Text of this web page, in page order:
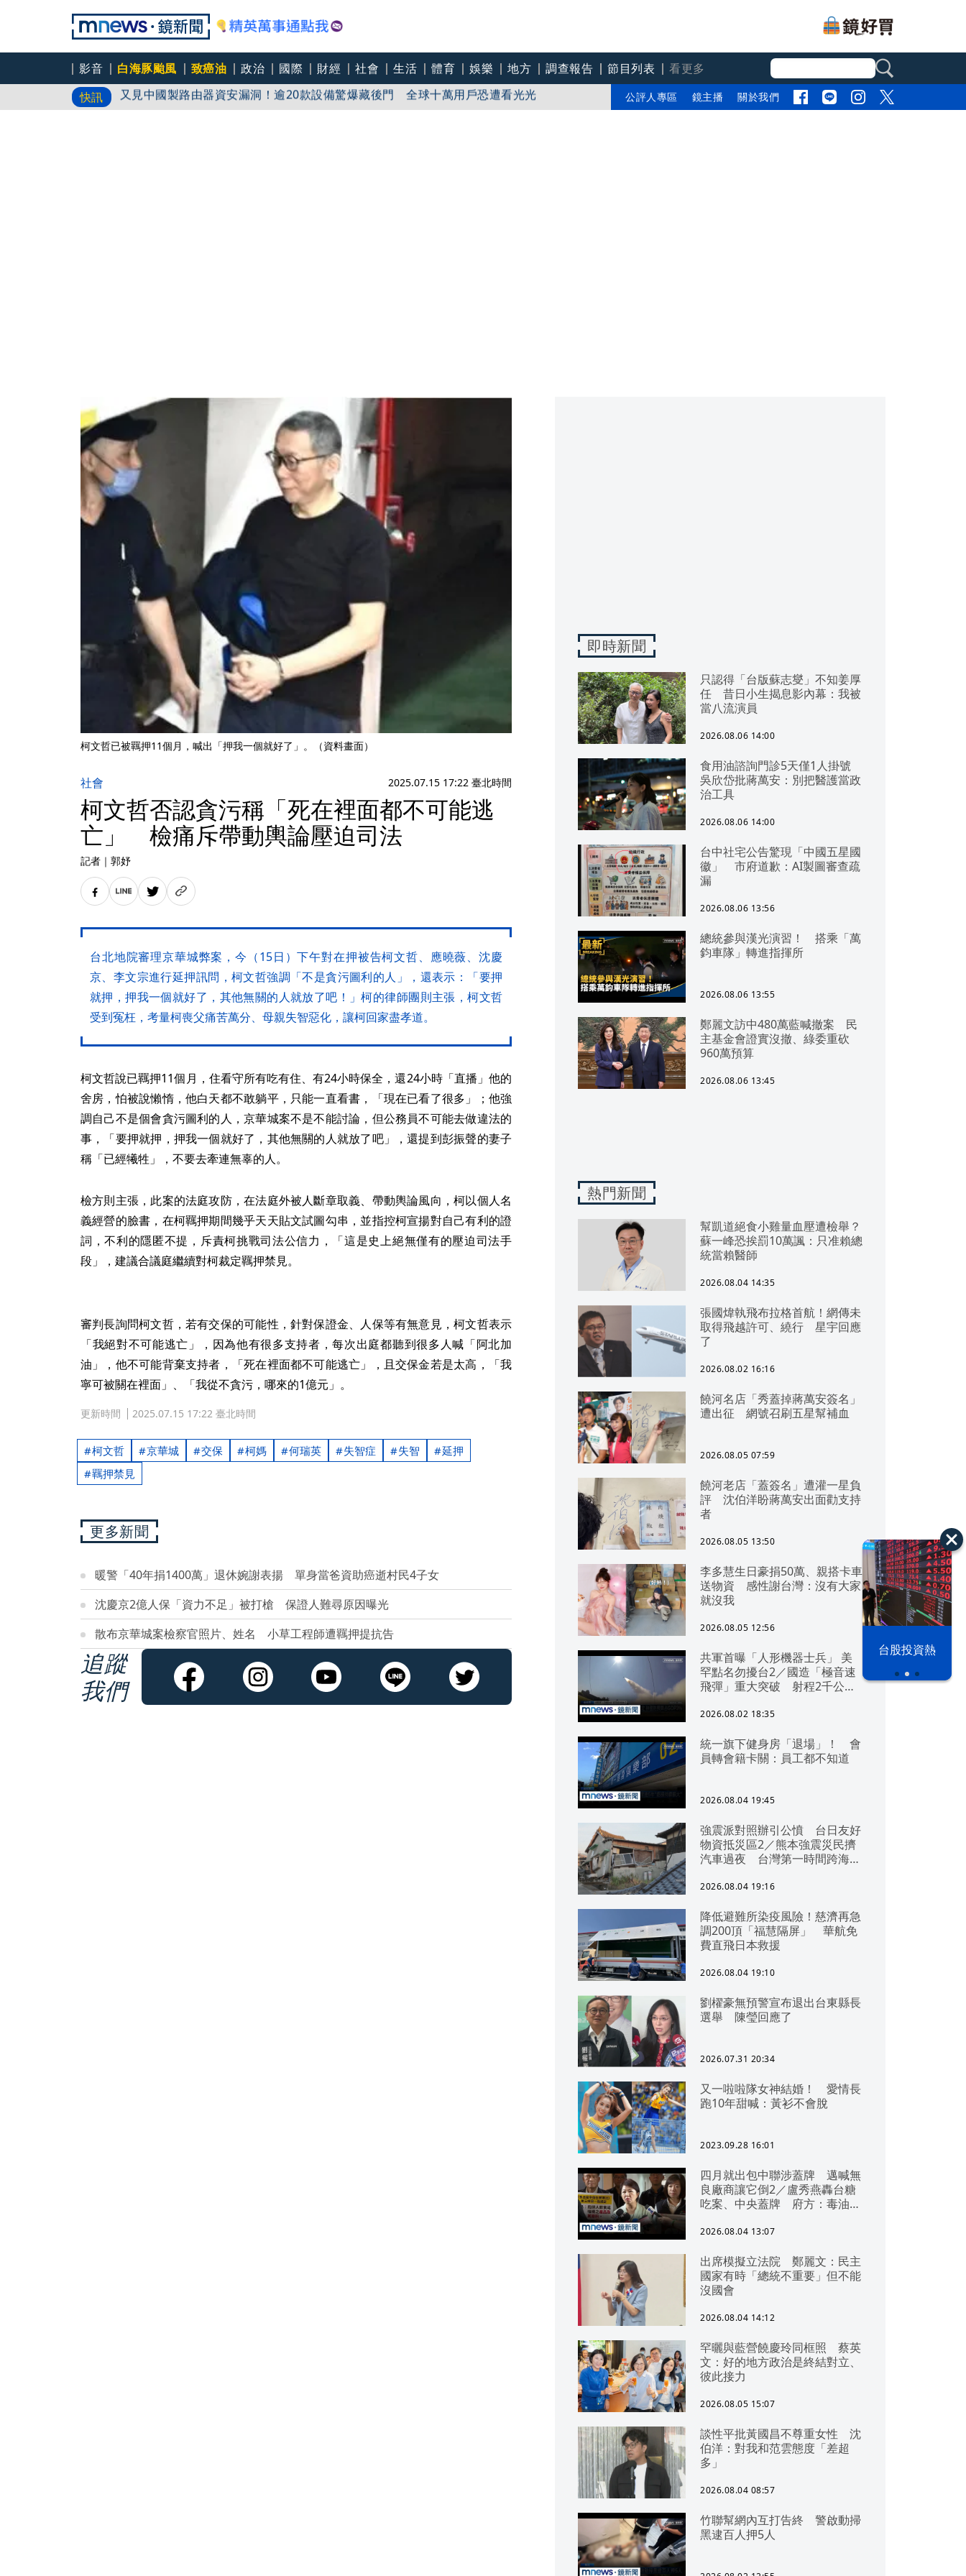
影音 白海豚颱風 致癌油 政治 國際 財經 社會 生活 體育 娛樂 地方 調查報告 節目列表
看更多
快訊
又見中國製路由器資安漏洞！逾20款設備驚爆藏後門 全球十萬用戶恐遭看光光
被滲透？市府公告驚見「中國國徽」 台中市都發局長認了3錯誤
公評人專區 鏡主播 關於我們
之下
台股投資熱
柯文哲已被羈押11個月，喊出「押我一個就好了」。（資料畫面）
社會 2025.07.15 17:22 臺北時間
柯文哲否認貪污稱「死在裡面都不可能逃
亡」 檢痛斥帶動輿論壓迫司法
記者 ｜ 郭妤
台北地院審理京華城弊案，今（15日）下午對在押被告柯文哲、應曉薇、沈慶
京、李文宗進行延押訊問，柯文哲強調「不是貪污圖利的人」，還表示：「要押
就押，押我一個就好了，其他無關的人就放了吧！」柯的律師團則主張，柯文哲
受到冤枉，考量柯喪父痛苦萬分、母親失智惡化，讓柯回家盡孝道。
柯文哲說已羈押11個月，住看守所有吃有住、有24小時保全，還24小時「直播」他的
舍房，怕被說懶惰，他白天都不敢躺平，只能一直看書，「現在已看了很多」；他強
調自己不是個會貪污圖利的人，京華城案不是不能討論，但公務員不可能去做違法的
事，「要押就押，押我一個就好了，其他無關的人就放了吧」，還提到彭振聲的妻子
稱「已經犧牲」，不要去牽連無辜的人。
檢方則主張，此案的法庭攻防，在法庭外被人斷章取義、帶動輿論風向，柯以個人名
義經營的臉書，在柯羈押期間幾乎天天貼文試圖勾串，並指控柯宣揚對自己有利的證
詞，不利的隱匿不提，斥責柯挑戰司法公信力，「這是史上絕無僅有的壓迫司法手
段」，建議合議庭繼續對柯裁定羈押禁見。
審判長詢問柯文哲，若有交保的可能性，針對保證金、人保等有無意見，柯文哲表示
「我絕對不可能逃亡」，因為他有很多支持者，每次出庭都聽到很多人喊「阿北加
油」，他不可能背棄支持者，「死在裡面都不可能逃亡」，且交保金若是太高，「我
寧可被關在裡面」、「我從不貪污，哪來的1億元」。
更新時間 2025.07.15 17:22 臺北時間
柯文哲 京華城 交保 柯媽 何瑞英 失智症 失智
延押
羈押禁見
更多新聞
暖警「40年捐1400萬」退休婉謝表揚 單身當爸資助癌逝村民4子女
沈慶京2億人保「資力不足」被打槍 保證人難尋原因曝光
散布京華城案檢察官照片、姓名 小草工程師遭羈押提抗告
追蹤
我們
即時新聞
只認得「台版蘇志燮」不知姜厚
任 昔日小生揭息影內幕：我被
當八流演員
2026.08.06 14:00
食用油諮詢門診5天僅1人掛號
吳欣岱批蔣萬安：別把醫護當政
治工具
2026.08.06 14:00
台中社宅公告驚現「中國五星國
徽」 市府道歉：AI製圖審查疏
漏
2026.08.06 13:56
總統參與漢光演習！ 搭乘「萬
鈞車隊」轉進指揮所
2026.08.06 13:55
鄭麗文訪中480萬藍喊撤案 民
主基金會證實沒撤、綠委重砍
960萬預算
2026.08.06 13:45
熱門新聞
幫凱道絕食小雞量血壓遭檢舉？
蘇一峰恐挨罰10萬諷：只准賴總
統當賴醫師
2026.08.04 14:35
張國煒執飛布拉格首航！網傳未
取得飛越許可、繞行 星宇回應
了
2026.08.02 16:16
饒河名店「秀蓋掉蔣萬安簽名」
遭出征 網號召刷五星幫補血
2026.08.05 07:59
饒河老店「蓋簽名」遭灌一星負
評 沈伯洋盼蔣萬安出面勸支持
者
2026.08.05 13:50
李多慧生日豪捐50萬、親搭卡車
送物資 感性謝台灣：沒有大家
就沒我
2026.08.05 12:56
共軍首曝「人形機器士兵」 美
罕點名勿擾台2／國造「極音速
飛彈」重大突破 射程2千公里
2026.08.02 18:35
統一旗下健身房「退場」！ 會
員轉會籍卡關：員工都不知道
2026.08.04 19:45
強震派對照辦引公憤 台日友好
物資抵災區2／熊本強震災民擠
汽車過夜 台灣第一時間跨海急
2026.08.04 19:16
降低避難所染疫風險！慈濟再急
調200頂「福慧隔屏」 華航免
費直飛日本救援
2026.08.04 19:10
劉櫂豪無預警宣布退出台東縣長
選舉 陳瑩回應了
2026.07.31 20:34
又一啦啦隊女神結婚！ 愛情長
跑10年甜喊：黃衫不會脫
2023.09.28 16:01
四月就出包中聯涉蓋牌 邁喊無
良廠商讓它倒2／盧秀燕轟台糖
吃案、中央蓋牌 府方：毒油一
2026.08.04 13:07
出席模擬立法院 鄭麗文：民主
國家有時「總統不重要」但不能
沒國會
2026.08.04 14:12
罕曬與藍營饒慶玲同框照 蔡英
文：好的地方政治是終結對立、
彼此接力
2026.08.05 15:07
談性平批黃國昌不尊重女性 沈
伯洋：對我和范雲態度「差超
多」
2026.08.04 08:57
竹聯幫網內互打告終 警啟動掃
黑逮百人押5人